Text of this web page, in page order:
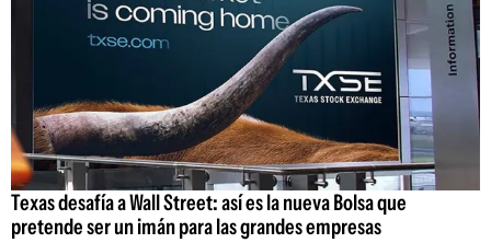
Texas desafía a Wall Street: así es la nueva Bolsa que
pretende ser un imán para las grandes empresas